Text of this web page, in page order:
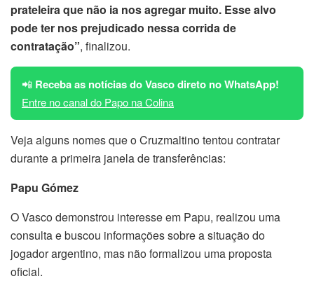
prateleira que não ia nos agregar muito. Esse alvo
pode ter nos prejudicado nessa corrida de
contratação”, finalizou.
📲 Receba as notícias do Vasco direto no WhatsApp!
Entre no canal do Papo na Colina
Veja alguns nomes que o Cruzmaltino tentou contratar
durante a primeira janela de transferências:
Papu Gómez
O Vasco demonstrou interesse em Papu, realizou uma
consulta e buscou informações sobre a situação do
jogador argentino, mas não formalizou uma proposta
oficial.